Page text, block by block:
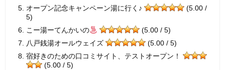
オープン記念キャンペーン湯に行く♪
(5.00 /
5)
こー湯ーてんかいの
(5.00 / 5)
八戸銭湯オールウェイズ
(5.00 / 5)
宿好きのための口コミサイト、テストオープン！
(5.00 / 5)